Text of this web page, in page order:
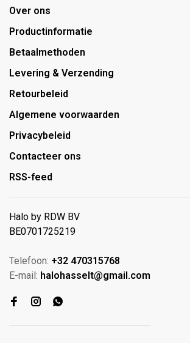
Over ons
Productinformatie
Betaalmethoden
Levering & Verzending
Retourbeleid
Algemene voorwaarden
Privacybeleid
Contacteer ons
RSS-feed
Halo by RDW BV
BE0701725219
Telefoon: +32 470315768
E-mail: halohasselt@gmail.com